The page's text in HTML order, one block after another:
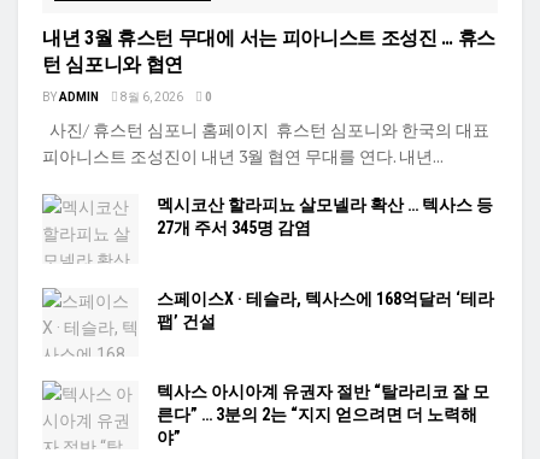
내년 3월 휴스턴 무대에 서는 피아니스트 조성진 … 휴스
턴 심포니와 협연
BYADMIN 8월 6, 2026 0
사진/ 휴스턴 심포니 홈페이지 휴스턴 심포니와 한국의 대표
피아니스트 조성진이 내년 3월 협연 무대를 연다. 내년...
멕시코산 할라피뇨 살모넬라 확산 … 텍사스 등
27개 주서 345명 감염
스페이스X · 테슬라, 텍사스에 168억달러 ‘테라
팹’ 건설
텍사스 아시아계 유권자 절반 “탈라리코 잘 모
른다” … 3분의 2는 “지지 얻으려면 더 노력해
야”